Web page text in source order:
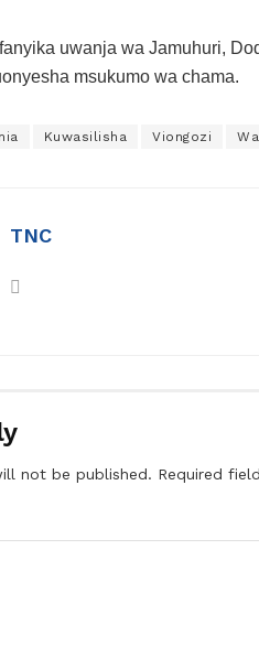
uwanja wa Jamuhuri,
msukumo wa chama.
Kuwasilisha Viongozi
TNC
not be published. Required